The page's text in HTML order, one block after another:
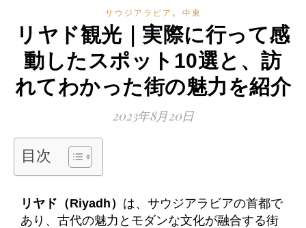
サウジアラビア , 中東
リヤド観光｜実際に行って感
動したスポット10選と、訪
れてわかった街の魅力を紹介
2023年8月20日
目次
リヤド（Riyadh） は、サウジアラビアの首都で
あり、古代の魅力とモダンな文化が融合する街